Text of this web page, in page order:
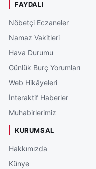
FAYDALI
Nöbetçi Eczaneler
Namaz Vakitleri
Hava Durumu
Günlük Burç Yorumları
Web Hikâyeleri
İnteraktif Haberler
Muhabirlerimiz
KURUMSAL
Hakkımızda
Künye